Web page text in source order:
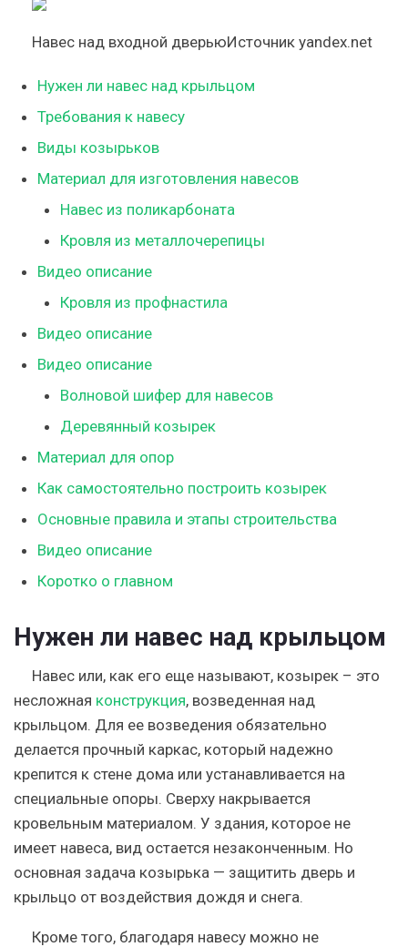
Навес над входной дверьюИсточник yandex.net
Нужен ли навес над крыльцом
Требования к навесу
Виды козырьков
Материал для изготовления навесов
Навес из поликарбоната
Кровля из металлочерепицы
Видео описание
Кровля из профнастила
Видео описание
Видео описание
Волновой шифер для навесов
Деревянный козырек
Материал для опор
Как самостоятельно построить козырек
Основные правила и этапы строительства
Видео описание
Коротко о главном
Нужен ли навес над крыльцом
Навес или, как его еще называют, козырек – это
несложная конструкция, возведенная над
крыльцом. Для ее возведения обязательно
делается прочный каркас, который надежно
крепится к стене дома или устанавливается на
специальные опоры. Сверху накрывается
кровельным материалом. У здания, которое не
имеет навеса, вид остается незаконченным. Но
основная задача козырька — защитить дверь и
крыльцо от воздействия дождя и снега.
Кроме того, благодаря навесу можно не